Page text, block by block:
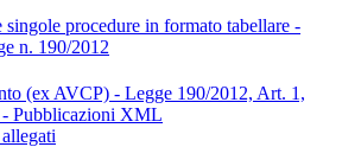
procedure in formato tabellare -
n. 190/2012
(ex AVCP) - Legge 190/2012, Art. 1,
- Pubblicazioni XML